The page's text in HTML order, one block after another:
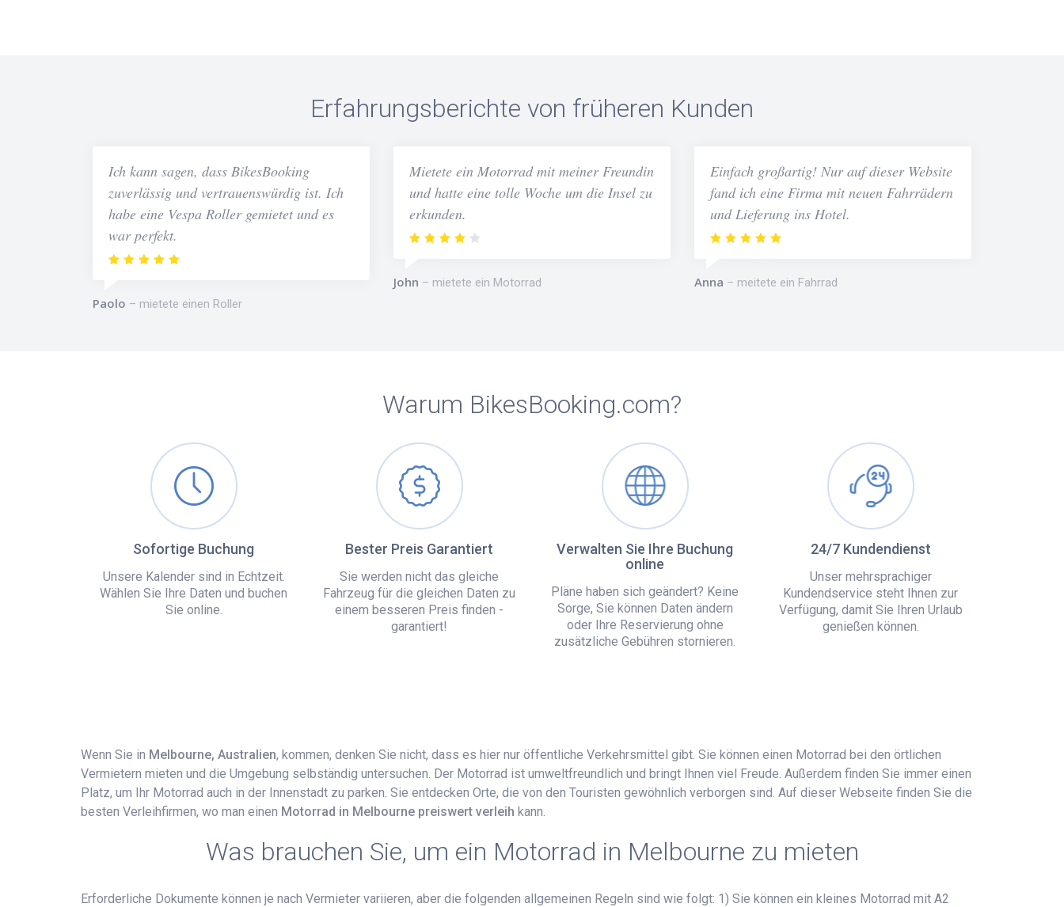
Erfahrungsberichte von früheren Kunden
Ich kann sagen, dass BikesBooking
zuverlässig und vertrauenswürdig ist. Ich
habe eine Vespa Roller gemietet und es
war perfekt.
Paolo mietete einen Roller
Mietete ein Motorrad mit meiner Freundin
und hatte eine tolle Woche um die Insel zu
erkunden.
John mietete ein Motorrad
Einfach großartig! Nur auf dieser Website
fand ich eine Firma mit neuen Fahrrädern
und Lieferung ins Hotel.
Anna meitete ein Fahrrad
Warum BikesBooking.com?
Sofortige Buchung
Unsere Kalender sind in Echtzeit.
Wählen Sie Ihre Daten und buchen
Sie online.
Bester Preis Garantiert
Sie werden nicht das gleiche
Fahrzeug für die gleichen Daten zu
einem besseren Preis finden -
garantiert!
Verwalten Sie Ihre Buchung
online
Pläne haben sich geändert? Keine
Sorge, Sie können Daten ändern
oder Ihre Reservierung ohne
zusätzliche Gebühren stornieren.
24/7 Kundendienst
Unser mehrsprachiger
Kundendservice steht Ihnen zur
Verfügung, damit Sie Ihren Urlaub
genießen können.
Wenn Sie in Melbourne, Australien, kommen, denken Sie nicht, dass es hier nur öffentliche Verkehrsmittel gibt. Sie können einen Motorrad bei den örtlichen
Vermietern mieten und die Umgebung selbständig untersuchen. Der Motorrad ist umweltfreundlich und bringt Ihnen viel Freude. Außerdem finden Sie immer einen
Platz, um Ihr Motorrad auch in der Innenstadt zu parken. Sie entdecken Orte, die von den Touristen gewöhnlich verborgen sind. Auf dieser Webseite finden Sie die
besten Verleihfirmen, wo man einen Motorrad in Melbourne preiswert verleih kann.
Was brauchen Sie, um ein Motorrad in Melbourne zu mieten
Erforderliche Dokumente können je nach Vermieter variieren, aber die folgenden allgemeinen Regeln sind wie folgt: 1) Sie können ein kleines Motorrad mit A2